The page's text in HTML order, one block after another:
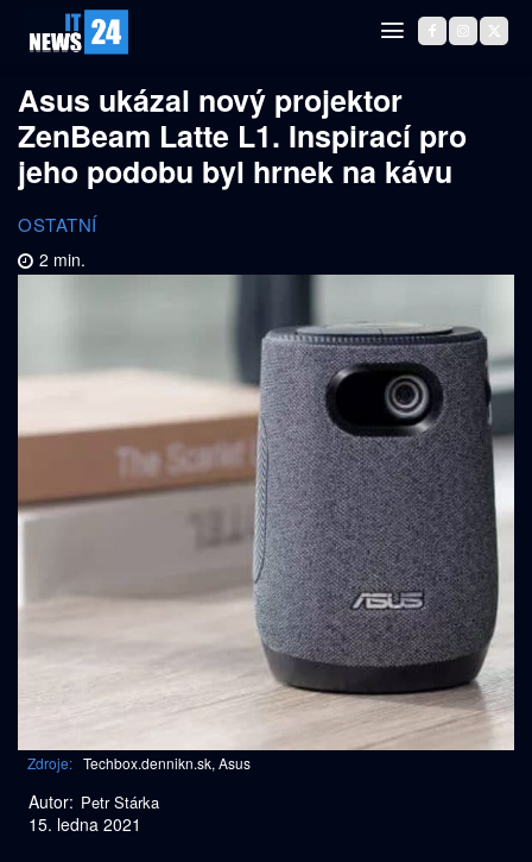
Asus ukázal nový projektor
ZenBeam Latte L1. Inspirací pro
jeho podobu byl hrnek na kávu
OSTATNÍ
2 min.
Zdroje: Techbox.dennikn.sk, Asus
Autor: Petr Stárka
15. ledna 2021